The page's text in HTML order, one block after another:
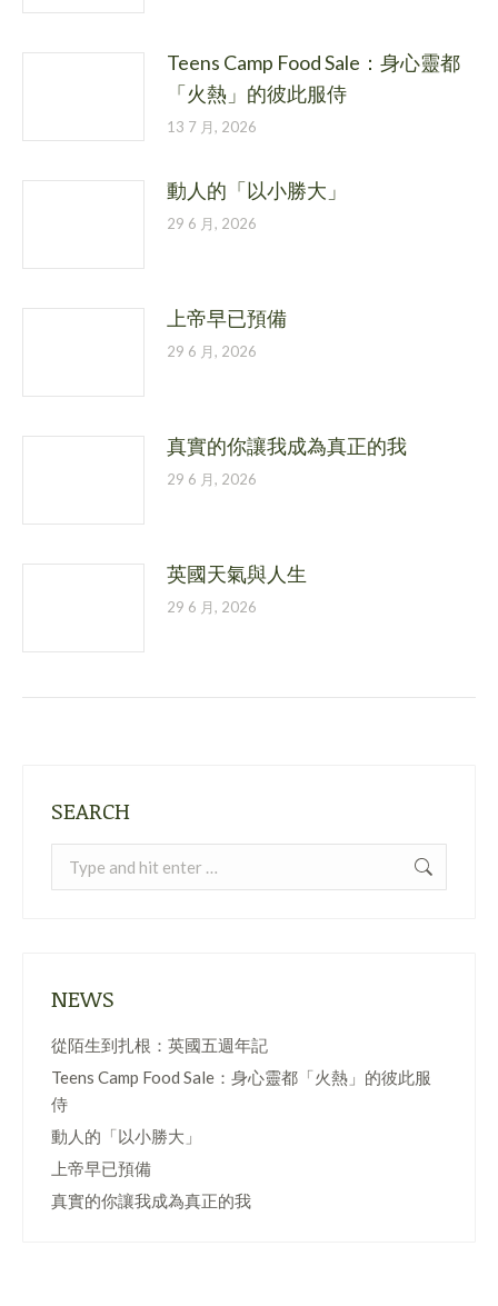
Teens Camp Food Sale：身心靈都
「火熱」的彼此服侍
13 7 月, 2026
動人的「以小勝大」
29 6 月, 2026
上帝早已預備
29 6 月, 2026
真實的你讓我成為真正的我
29 6 月, 2026
英國天氣與人生
29 6 月, 2026
SEARCH
NEWS
從陌生到扎根：英國五週年記
Teens Camp Food Sale：身心靈都「火熱」的彼此服
侍
動人的「以小勝大」
上帝早已預備
真實的你讓我成為真正的我